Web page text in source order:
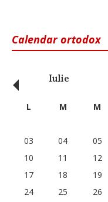
Calendar ortodox
Iulie
‹ L M M
03
04 05
10
11 12
17
18 19
24
25 26